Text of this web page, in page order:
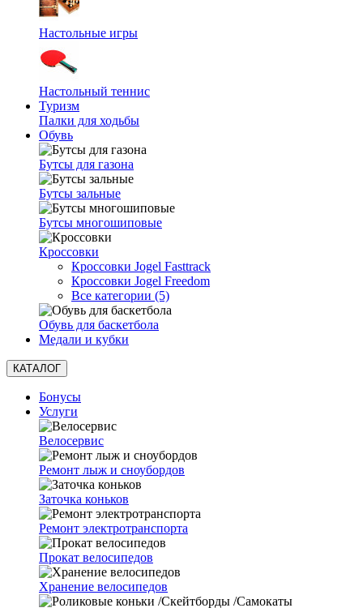
Настольные игры
Настольный теннис
Туризм
Палки для ходьбы
Обувь
Бутсы для газона
Бутсы зальные
Бутсы многошиповые
Кроссовки
Кроссовки Jogel Fasttrack
Кроссовки Jogel Freedom
Все категории (5)
Обувь для баскетбола
Медали и кубки
КАТАЛОГ
Бонусы
Услуги
Велосервис
Ремонт лыж и сноубордов
Заточка коньков
Ремонт электротранспорта
Прокат велосипедов
Хранение велосипедов